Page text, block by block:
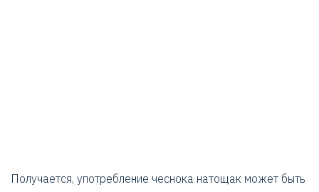
Получается, употребление чеснока натощак может быть